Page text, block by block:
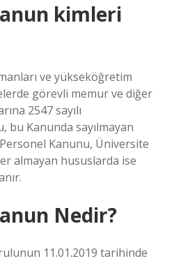
kimleri
ve yükseköğretim
görevli memur ve diğer
2547 sayılı
bu Kanunda sayılmayan
Kanunu, Üniversite
almayan hususlarda ise
Nedir?
11.01.2019 tarihinde